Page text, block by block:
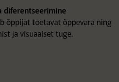
diferentseerimine
õppijat toetavat õppevara ning
ja visuaalset tuge.